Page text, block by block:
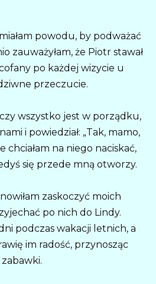
powodu, by podważać
zauważyłam, że Piotr stawał
po każdej wizycie u
przeczucie.
wszystko jest w porządku,
i powiedział: „Tak, mamo,
chciałam na niego naciskać,
się przede mną otworzy.
zaskoczyć moich
po nich do Lindy.
podczas wakacji letnich, a
im radość, przynosząc